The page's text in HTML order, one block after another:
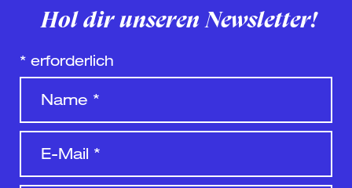
Hol dir unseren Newsletter!
* erforderlich